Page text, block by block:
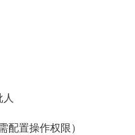
配置操作权限）